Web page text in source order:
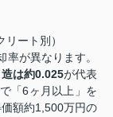
ート別）
が異なります。
は約0.025が代表
「6ヶ月以上」を
額約1,500万円の